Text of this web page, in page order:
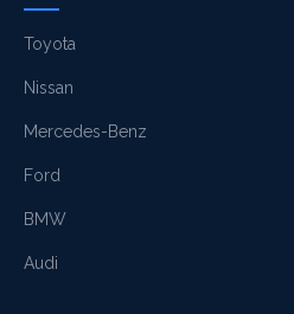
Toyota
Nissan
Mercedes-Benz
Ford
BMW
Audi